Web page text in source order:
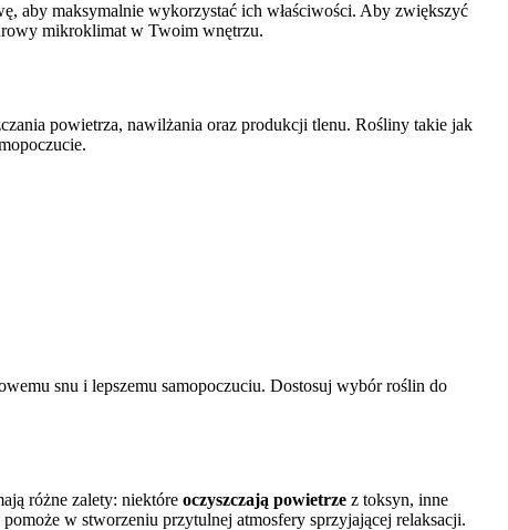
aby maksymalnie wykorzystać ich właściwości. Aby zwiększyć
mikroklimat w Twoim wnętrzu.
powietrza, nawilżania oraz produkcji tlenu. Rośliny takie jak
snu i lepszemu samopoczuciu. Dostosuj wybór roślin do
różne zalety: niektóre oczyszczają powietrze z toksyn, inne
w stworzeniu przytulnej atmosfery sprzyjającej relaksacji.